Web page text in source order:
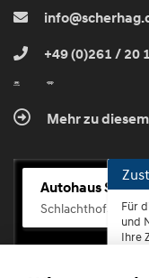
+49 (0)261 / 20
Mehr zu
Autohaus
Schlachthofstr. 68,
Für
und
Ihre